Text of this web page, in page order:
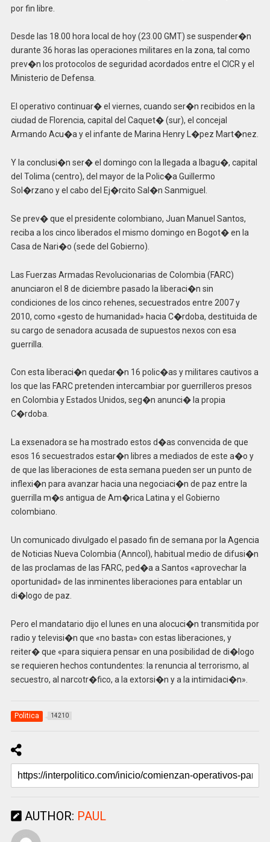
por fin libre.
Desde las 18.00 hora local de hoy (23.00 GMT) se suspender�n
durante 36 horas las operaciones militares en la zona, tal como
prev�n los protocolos de seguridad acordados entre el CICR y el
Ministerio de Defensa.
El operativo continuar� el viernes, cuando ser�n recibidos en la
ciudad de Florencia, capital del Caquet� (sur), el concejal
Armando Acu�a y el infante de Marina Henry L�pez Mart�nez.
Y la conclusi�n ser� el domingo con la llegada a Ibagu�, capital
del Tolima (centro), del mayor de la Polic�a Guillermo
Sol�rzano y el cabo del Ej�rcito Sal�n Sanmiguel.
Se prev� que el presidente colombiano, Juan Manuel Santos,
reciba a los cinco liberados el mismo domingo en Bogot� en la
Casa de Nari�o (sede del Gobierno).
Las Fuerzas Armadas Revolucionarias de Colombia (FARC)
anunciaron el 8 de diciembre pasado la liberaci�n sin
condiciones de los cinco rehenes, secuestrados entre 2007 y
2010, como «gesto de humanidad» hacia C�rdoba, destituida de
su cargo de senadora acusada de supuestos nexos con esa
guerrilla.
Con esta liberaci�n quedar�n 16 polic�as y militares cautivos a
los que las FARC pretenden intercambiar por guerrilleros presos
en Colombia y Estados Unidos, seg�n anunci� la propia
C�rdoba.
La exsenadora se ha mostrado estos d�as convencida de que
esos 16 secuestrados estar�n libres a mediados de este a�o y
de que las liberaciones de esta semana pueden ser un punto de
inflexi�n para avanzar hacia una negociaci�n de paz entre la
guerrilla m�s antigua de Am�rica Latina y el Gobierno
colombiano.
Un comunicado divulgado el pasado fin de semana por la Agencia
de Noticias Nueva Colombia (Anncol), habitual medio de difusi�n
de las proclamas de las FARC, ped�a a Santos «aprovechar la
oportunidad» de las inminentes liberaciones para entablar un
di�logo de paz.
Pero el mandatario dijo el lunes en una alocuci�n transmitida por
radio y televisi�n que «no basta» con estas liberaciones, y
reiter� que «para siquiera pensar en una posibilidad de di�logo
se requieren hechos contundentes: la renuncia al terrorismo, al
secuestro, al narcotr�fico, a la extorsi�n y a la intimidaci�n».
Politica 14210
AUTHOR: PAUL